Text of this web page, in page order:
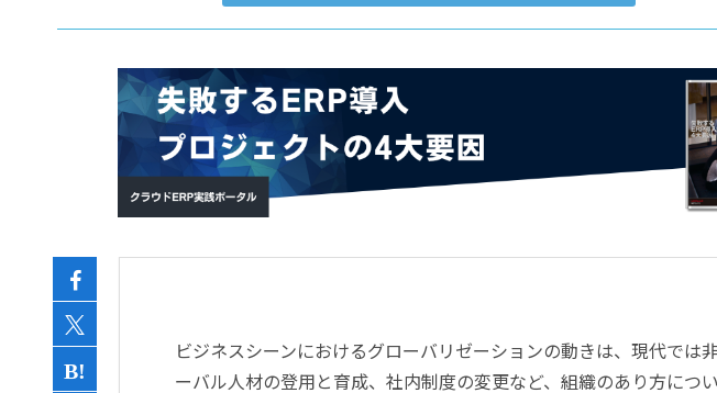
会計
経営／業績管理
サプライチェーン／生産管理
CRM／営業支援／Eコマース
データ分析／BI
ビジネスシーンにおけるグローバリゼーションの動きは、現代では
ーバル人材の登用と育成、社内制度の変更など、組織のあり方につ